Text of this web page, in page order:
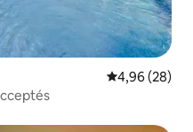
Évaluation
4,96 (28)